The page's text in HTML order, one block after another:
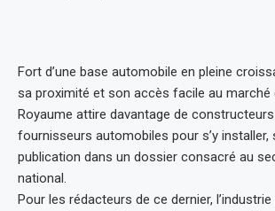
Fort d’une base automobile en pleine
sa proximité et son accès facile au marché
Royaume attire davantage de
fournisseurs automobiles pour s’y installer,
publication dans un dossier consacré au
national.
Pour les rédacteurs de ce dernier,